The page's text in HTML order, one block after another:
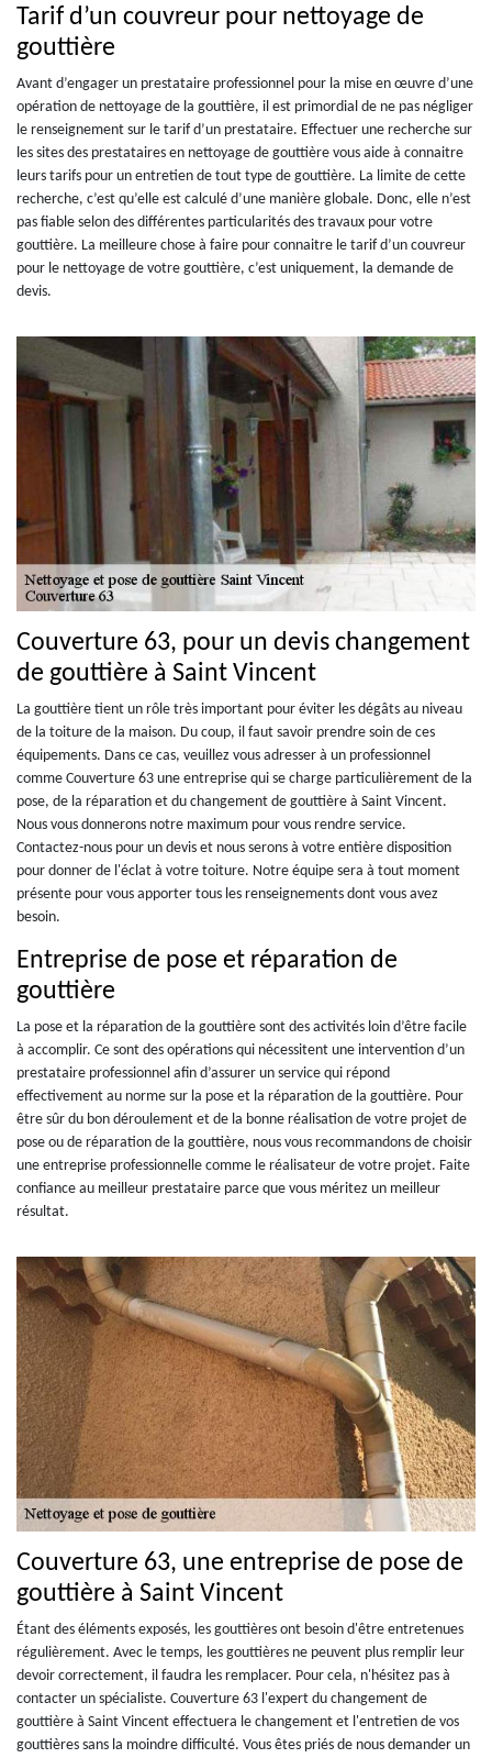
Tarif d’un couvreur pour nettoyage de
gouttière
Avant d’engager un prestataire professionnel pour la mise en œuvre d’une
opération de nettoyage de la gouttière, il est primordial de ne pas négliger
le renseignement sur le tarif d’un prestataire. Effectuer une recherche sur
les sites des prestataires en nettoyage de gouttière vous aide à connaitre
leurs tarifs pour un entretien de tout type de gouttière. La limite de cette
recherche, c’est qu’elle est calculé d’une manière globale. Donc, elle n’est
pas fiable selon des différentes particularités des travaux pour votre
gouttière. La meilleure chose à faire pour connaitre le tarif d’un couvreur
pour le nettoyage de votre gouttière, c’est uniquement, la demande de
devis.
Couverture 63, pour un devis changement
de gouttière à Saint Vincent
La gouttière tient un rôle très important pour éviter les dégâts au niveau
de la toiture de la maison. Du coup, il faut savoir prendre soin de ces
équipements. Dans ce cas, veuillez vous adresser à un professionnel
comme Couverture 63 une entreprise qui se charge particulièrement de la
pose, de la réparation et du changement de gouttière à Saint Vincent.
Nous vous donnerons notre maximum pour vous rendre service.
Contactez-nous pour un devis et nous serons à votre entière disposition
pour donner de l'éclat à votre toiture. Notre équipe sera à tout moment
présente pour vous apporter tous les renseignements dont vous avez
besoin.
Entreprise de pose et réparation de
gouttière
La pose et la réparation de la gouttière sont des activités loin d’être facile
à accomplir. Ce sont des opérations qui nécessitent une intervention d’un
prestataire professionnel afin d’assurer un service qui répond
effectivement au norme sur la pose et la réparation de la gouttière. Pour
être sûr du bon déroulement et de la bonne réalisation de votre projet de
pose ou de réparation de la gouttière, nous vous recommandons de choisir
une entreprise professionnelle comme le réalisateur de votre projet. Faite
confiance au meilleur prestataire parce que vous méritez un meilleur
résultat.
Couverture 63, une entreprise de pose de
gouttière à Saint Vincent
Étant des éléments exposés, les gouttières ont besoin d'être entretenues
régulièrement. Avec le temps, les gouttières ne peuvent plus remplir leur
devoir correctement, il faudra les remplacer. Pour cela, n'hésitez pas à
contacter un spécialiste. Couverture 63 l'expert du changement de
gouttière à Saint Vincent effectuera le changement et l'entretien de vos
gouttières sans la moindre difficulté. Vous êtes priés de nous demander un